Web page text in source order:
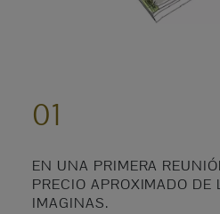
01
EN UNA PRIMERA
PRECIO APROXIMADO DE
IMAGINAS.